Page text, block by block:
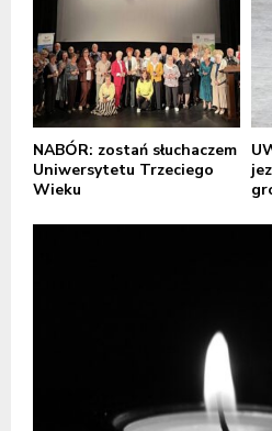
NABÓR: zostań słuchaczem
Uniwersytetu Trzeciego
Wieku